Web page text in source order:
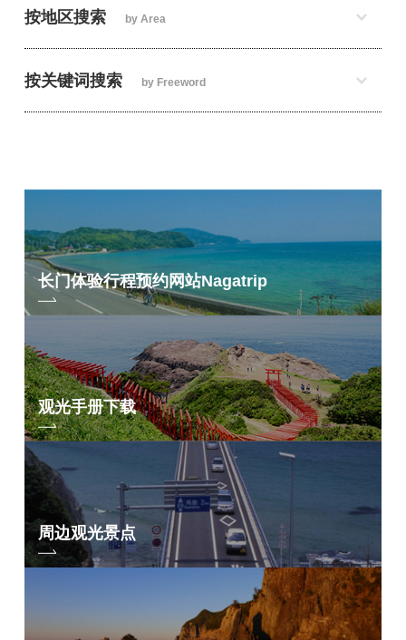
按地区搜索 by Area
按关键词搜索 by Freeword
长门体验行程预约网站Nagatrip
观光手册下载
周边观光景点